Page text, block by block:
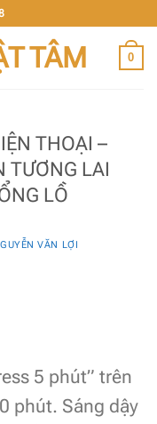
TÂM 0
THOẠI –
TƯƠNG LAI
LỒ
VĂN LỢI
5 phút” trên
phút. Sáng dậy